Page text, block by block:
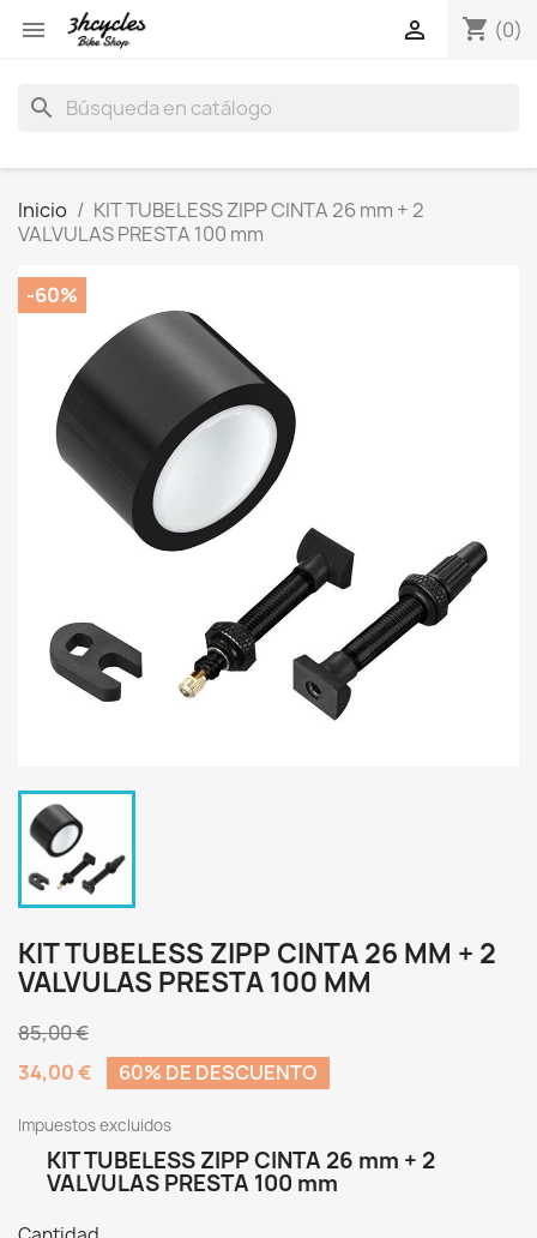
 shopping_cart (0)

search
Inicio
KIT TUBELESS ZIPP CINTA 26 mm + 2
VALVULAS PRESTA 100 mm
-60%
KIT TUBELESS ZIPP CINTA 26 MM + 2
VALVULAS PRESTA 100 MM
85,00 €
34,00 €
60% DE DESCUENTO
Impuestos excluidos
KIT TUBELESS ZIPP CINTA 26 mm + 2
VALVULAS PRESTA 100 mm